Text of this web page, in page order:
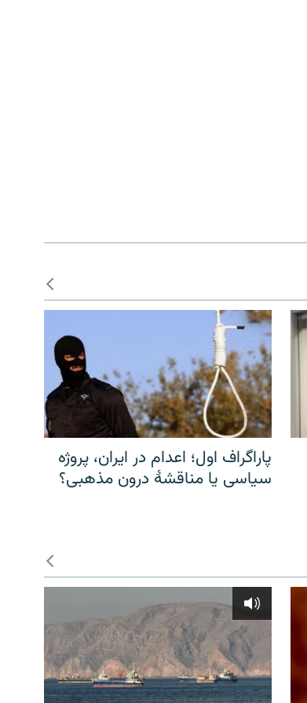
پاراگراف اول؛ اعدام در ایران، پروژه
سیاسی یا مناقشهٔ درون مذهبی؟